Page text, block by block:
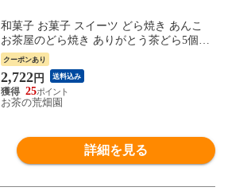
和菓子 お菓子 スイーツ どら焼き あんこ
お茶屋のどら焼き ありがとう茶どら5個箱
入 チルド便
クーポンあり
2,722円 送料込み
25
お茶の荒畑園
詳細を見る